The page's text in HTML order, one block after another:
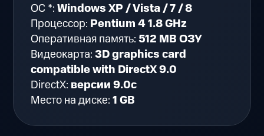
ОС *:Windows XP / Vista / 7 / 8
Процессор: Pentium 4 1.8 GHz
Оперативная память:512 MB ОЗУ
Видеокарта:3D graphics card
compatible with DirectX 9.0
DirectX: версии 9.0c
Место на диске:1 GB